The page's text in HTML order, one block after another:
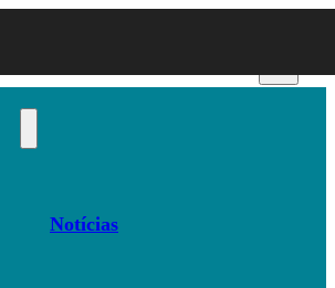
Notícias